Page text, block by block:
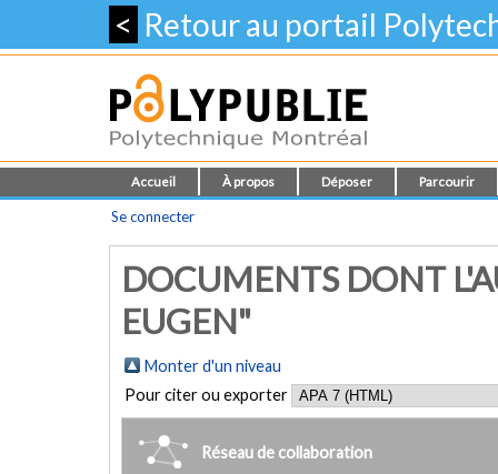
< Retour au portail
Accueil À propos Déposer Parcourir
Se connecter
DOCUMENTS DONT
EUGEN"
Monter d'un niveau
Pour citer ou exporter
Réseau de collaboration